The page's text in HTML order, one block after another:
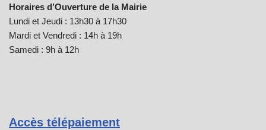
Horaires d’Ouverture de la Mairie
Lundi et Jeudi : 13h30 à 17h30
Mardi et Vendredi : 14h à 19h
Samedi : 9h à 12h
Accès télépaiement